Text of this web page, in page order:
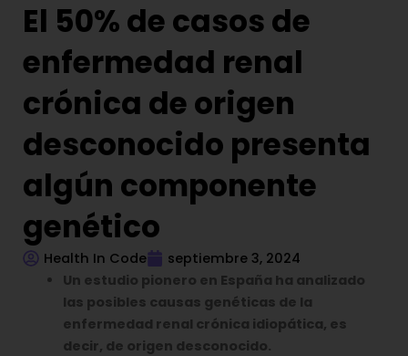
El 50% de casos de
enfermedad renal
crónica de origen
desconocido presenta
algún componente
genético
Health In Code
septiembre 3, 2024
Un estudio pionero en España ha analizado
las posibles causas genéticas de la
enfermedad renal crónica idiopática, es
decir, de origen desconocido.